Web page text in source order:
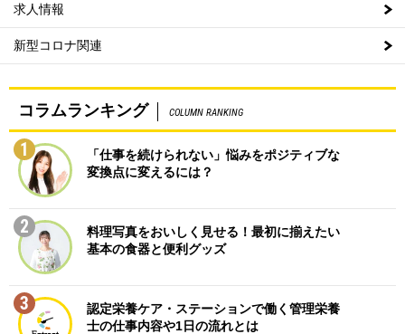
求人情報
新型コロナ関連
コラムランキング COLUMN RANKING
1
「仕事を続けられない」悩みをポジティブな
変換点に変えるには？
2
料理写真をおいしく見せる！最初に揃えたい
基本の食器と便利グッズ
3
認定栄養ケア・ステーションで働く管理栄養
士の仕事内容や1日の流れとは